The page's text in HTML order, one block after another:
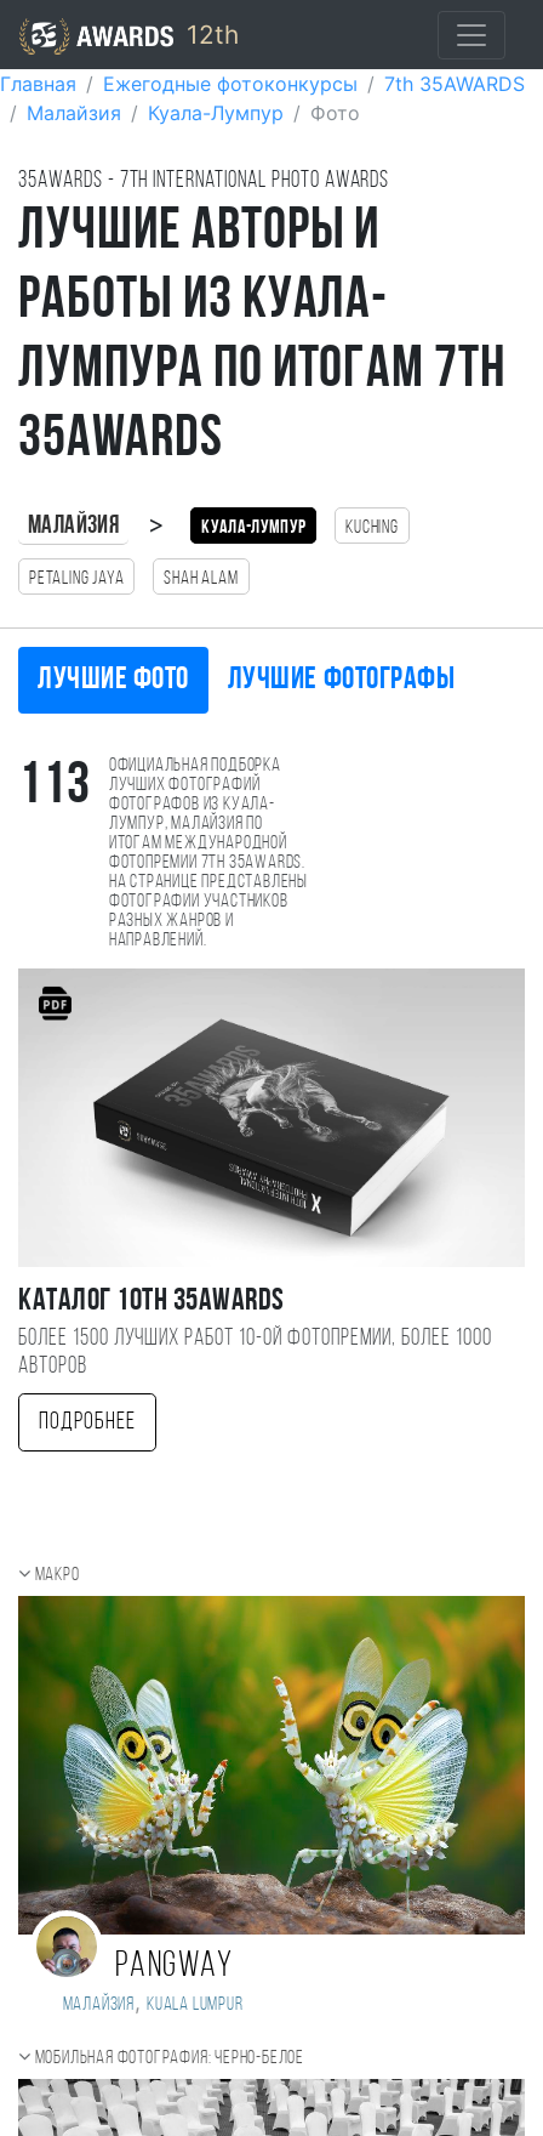
12th
Главная Ежегодные фотоконкурсы
7th 35AWARDS
Малайзия
Куала-Лумпур Фото
35AWARDS - 7TH international photo awards
Лучшие авторы и
работы из Куала-
Лумпура по итогам 7th
35AWARDS
Малайзия > Куала-Лумпур Kuching
Petaling Jaya Shah Alam
Лучшие фото Лучшие фотографы
113
Официальная подборка
лучших фотографий
фотографов из Куала-
Лумпур, Малайзия по
итогам международной
фотопремии 7th 35AWARDS.
На странице представлены
фотографии участников
разных жанров и
направлений.
Каталог 10TH 35AWARDS
Более 1500 лучших работ 10-ой фотопремии, более 1000
авторов
Подробнее
Макро
pangway
Малайзия , Kuala Lumpur
Мобильная фотография: черно-белое